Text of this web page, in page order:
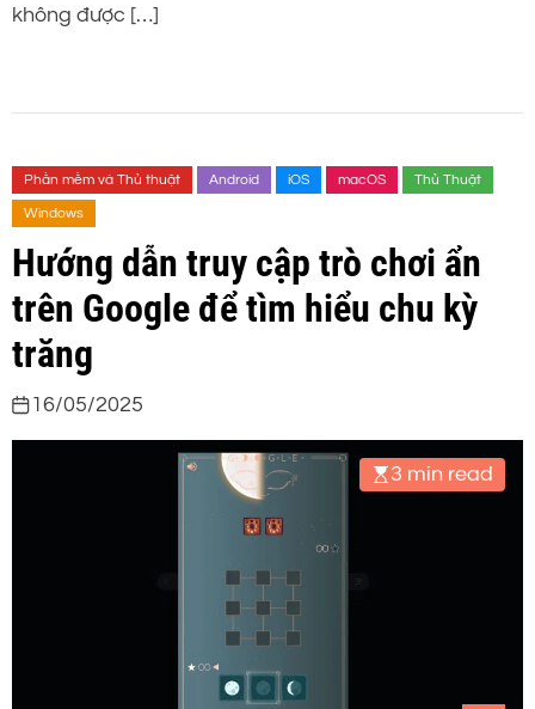
không được […]
Phần mềm và Thủ thuật Android iOS macOS Thủ Thuật
Windows
Hướng dẫn truy cập trò chơi ẩn
trên Google để tìm hiểu chu kỳ
trăng
16/05/2025
3 min read